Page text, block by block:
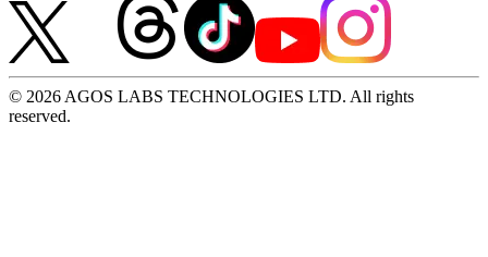
© 2026 AGOS LABS TECHNOLOGIES LTD. All rights
reserved.